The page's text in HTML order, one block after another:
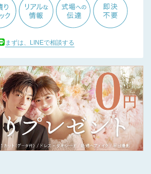
まずは、LINEで相談する